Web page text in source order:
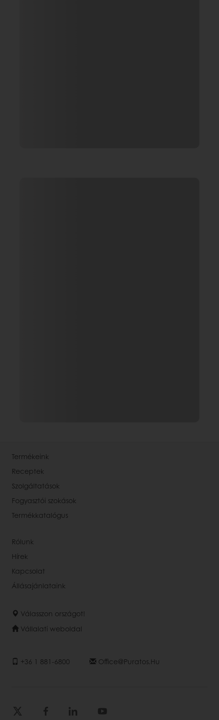
Termékeink
Receptek
Szolgáltatások
Fogyasztói szokások
Termékkatalógus
Rólunk
Hírek
Kapcsolat
Állásajánlataink
Válasszon országot!
Vállalati weboldal
+36 1 881-6800 Office@puratos.hu